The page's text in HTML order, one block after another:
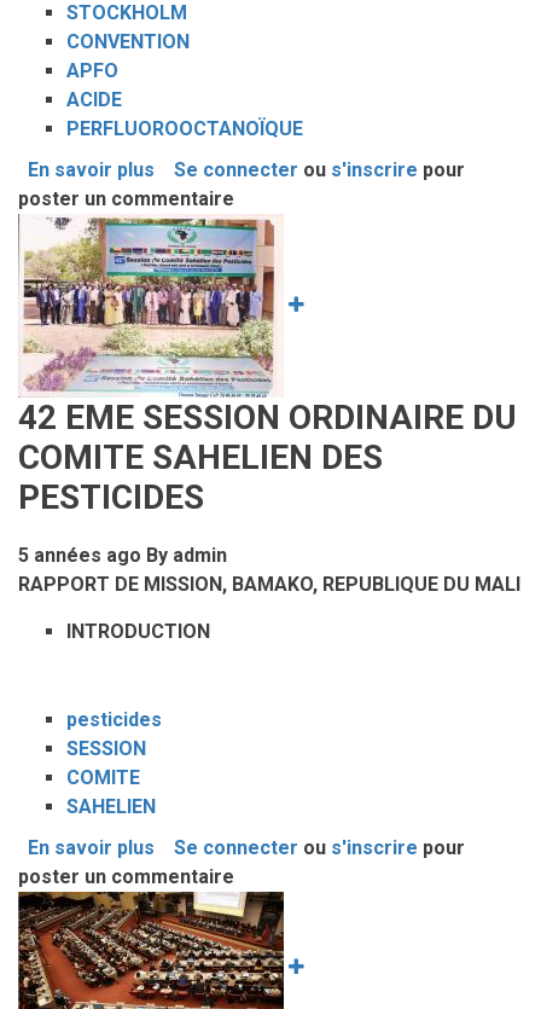
STOCKHOLM
CONVENTION
APFO
ACIDE
PERFLUOROOCTANOÏQUE
En savoir plus sur
L’ACIDE
PERFLUOROOCTANOÏQUE
(APFO):
Un
nouveau
Pop
inscrit
dans
la
Convention
de
Article
compilé
B.B.
Se connecter ou s'inscrire pour
poster un commentaire
Image
42 EME SESSION ORDINAIRE DU
COMITE SAHELIEN DES
PESTICIDES
5 années ago By admin
RAPPORT DE MISSION, BAMAKO, REPUBLIQUE DU MALI
INTRODUCTION
pesticides
SESSION
COMITE
SAHELIEN
En savoir plus sur
42
EME
SESSION
ORDINAIRE
DU
Se connecter ou s'inscrire pour
poster un commentaire
Image